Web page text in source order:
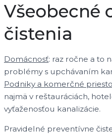
Všeobecné
čistenia
Domácnosť: raz ročne a to
problémy s upchávaním
Podniky a komerčné
najmä v reštauráciách,
vyťaženosťou kanalizácie.
Pravidelné preventívne